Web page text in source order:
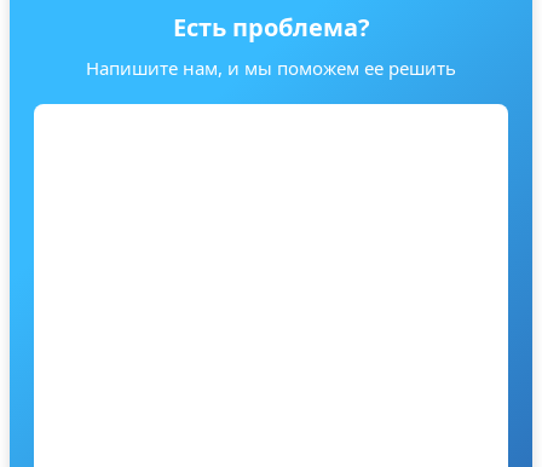
Есть проблема?
Напишите нам, и мы поможем ее решить